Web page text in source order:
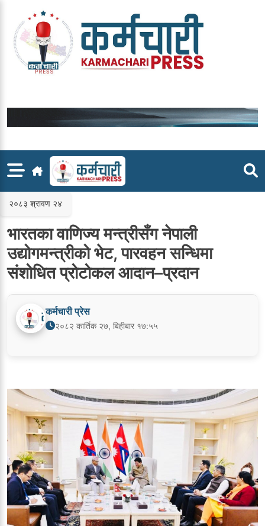
content
२०८३ श्रावण २४
भारतका वाणिज्य मन्त्रीसँग नेपाली
उद्योगमन्त्रीको भेट, पारवहन सन्धिमा
संशोधित प्रोटोकल आदान–प्रदान
कर्मचारी प्रेस
२०८२ कार्तिक २७, बिहीबार १७:५५